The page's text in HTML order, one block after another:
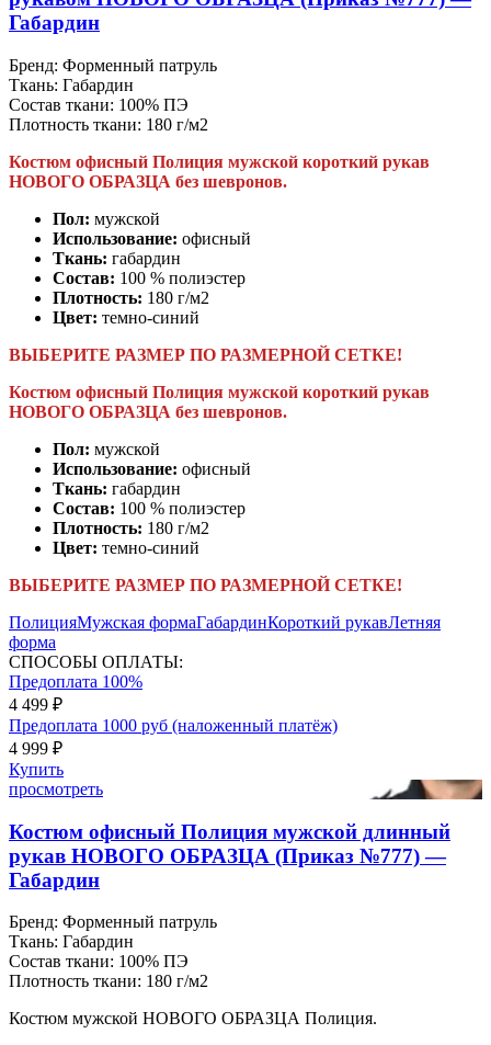
Габардин
Бренд: Форменный патруль
Ткань: Габардин
Состав ткани: 100% ПЭ
Плотность ткани: 180 г/м2
Костюм офисный Полиция мужской короткий рукав
НОВОГО ОБРАЗЦА без шевронов.
Пол: мужской
Использование: офисный
Ткань: габардин
Состав: 100 % полиэстер
Плотность: 180 г/м2
Цвет: темно-синий
ВЫБЕРИТЕ РАЗМЕР ПО РАЗМЕРНОЙ СЕТКЕ!
Костюм офисный Полиция мужской короткий рукав
НОВОГО ОБРАЗЦА без шевронов.
Пол: мужской
Использование: офисный
Ткань: габардин
Состав: 100 % полиэстер
Плотность: 180 г/м2
Цвет: темно-синий
ВЫБЕРИТЕ РАЗМЕР ПО РАЗМЕРНОЙ СЕТКЕ!
ПолицияМужская формаГабардинКороткий рукавЛетняя
форма
СПОСОБЫ ОПЛАТЫ:
Предоплата 100%
4 499 ₽
Предоплата 1000 руб (наложенный платёж)
4 999 ₽
Купить
просмотреть
Костюм офисный Полиция мужской длинный
рукав НОВОГО ОБРАЗЦА (Приказ №777) —
Габардин
Бренд: Форменный патруль
Ткань: Габардин
Состав ткани: 100% ПЭ
Плотность ткани: 180 г/м2
Костюм мужской НОВОГО ОБРАЗЦА Полиция.